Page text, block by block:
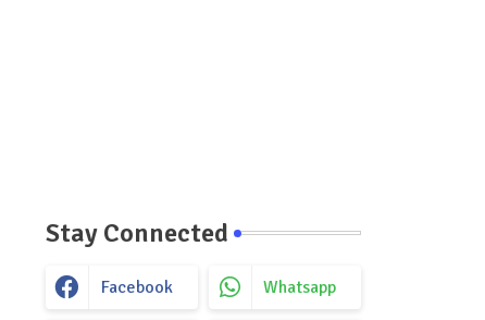
Stay Connected
Facebook Whatsapp